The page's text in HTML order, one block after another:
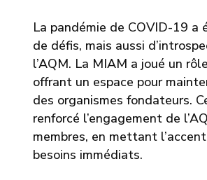
La pandémie de COVID-19 a
de défis, mais aussi
l’AQM. La MIAM a joué un
offrant un espace pour
des organismes fondateurs.
renforcé l’engagement de
membres, en mettant
besoins immédiats.